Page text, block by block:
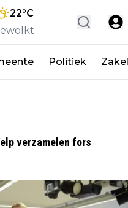
22°C
Politiek
verzamelen fors